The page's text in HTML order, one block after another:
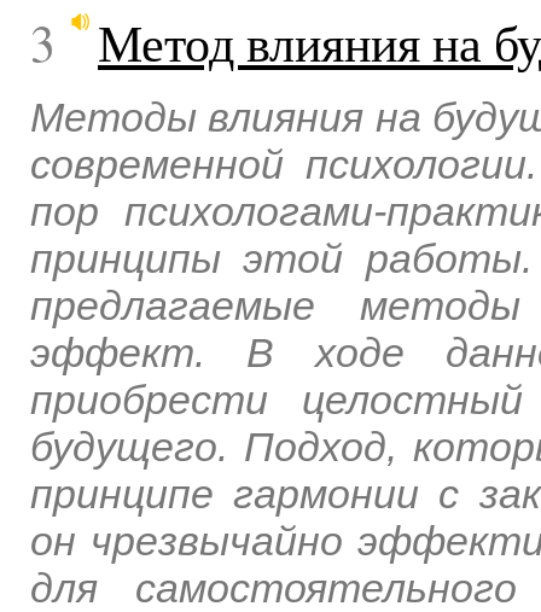
3 Метод влияния на
Методы влияния на
современной
пор психологами-
принципы этой
предлагаемые
эффект. В ходе
приобрести
будущего. Подход,
принципе гармонии с
он чрезвычайно
для